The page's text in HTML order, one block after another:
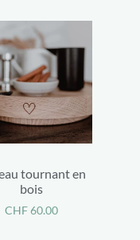
tournant en
bois
CHF60.00